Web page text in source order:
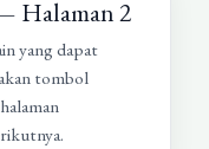
Halaman 2
yang dapat
tombol